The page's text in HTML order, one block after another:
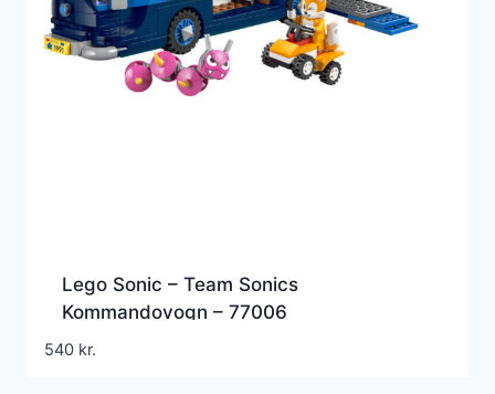
Lego Sonic – Team Sonics
Kommandovogn – 77006
540 kr.